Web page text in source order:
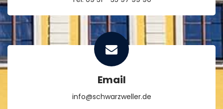
Email
info@schwarzweller.de